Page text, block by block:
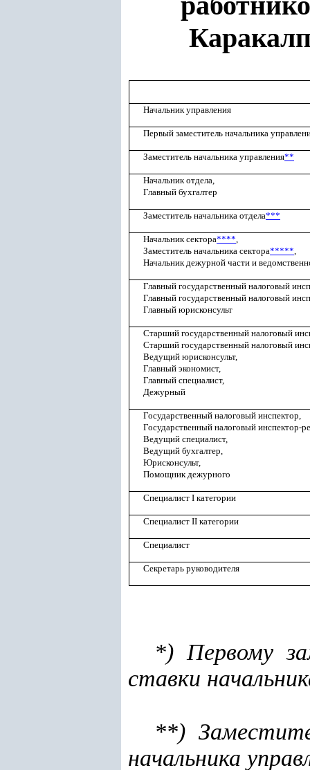
Начальник управления
Первый заместитель начальника
Заместитель начальника управления**
Начальник отдела,
Главный бухгалтер
Заместитель начальника отдела***
Начальник сектора****,
Заместитель начальника сектора*****,
Начальник дежурной части и
Главный государственный налоговый
Главный государственный налоговый
Главный юрисконсульт
Старший государственный налоговый
Старший государственный налоговый
Ведущий юрисконсульт,
Главный экономист,
Главный специалист,
Дежурный
Государственный налоговый инспектор,
Государственный налоговый инспектор-
Ведущий специалист,
Ведущий бухгалтер,
Юрисконсульт,
Помощник дежурного
Специалист I категории
Специалист II категории
Специалист
Секретарь руководителя
*) Первому
ставки
**)
начальника